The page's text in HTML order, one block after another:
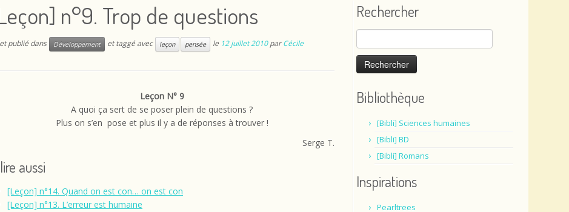
n°9. Trop de questions
publié dans Développement et taggé avec leçon pensée le 12 juillet 2010 parCécile
Leçon N° 9
A quoi ça sert de se poser plein de questions ?
Plus on s’en pose et plus il y a de réponses à trouver !
Serge T.
aussi
[Leçon] n°14. Quand on est con… on est con
[Leçon] n°13. L’erreur est humaine
Rechercher
Rechercher :
Bibliothèque
[Bibli] Sciences humaines
[Bibli] BD
[Bibli] Romans
Inspirations
Pearltrees